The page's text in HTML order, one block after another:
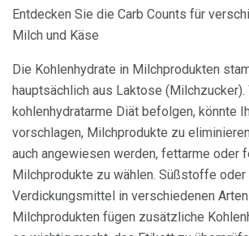
Entdecken Sie die Carb Counts für
Milch und Käse
Die Kohlenhydrate in Milchprodukten
hauptsächlich aus Laktose (Milchzucker).
kohlenhydratarme Diät befolgen, könnte
vorschlagen, Milchprodukte zu
auch angewiesen werden, fettarme oder
Milchprodukte zu wählen. Süßstoffe oder
Verdickungsmittel in verschiedenen
Milchprodukten fügen zusätzliche